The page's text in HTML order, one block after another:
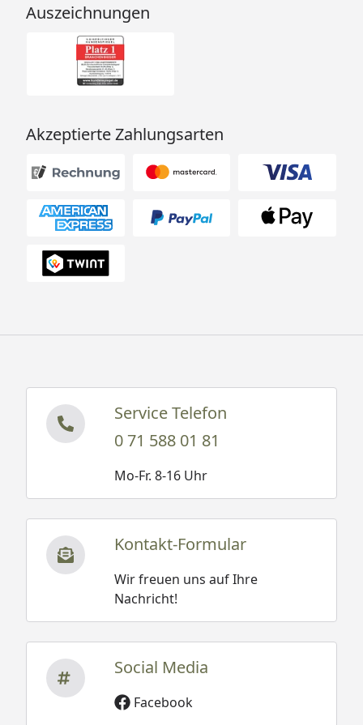
Auszeichnungen
Akzeptierte Zahlungsarten
Service Telefon
0 71 588 01 81
Mo-Fr. 8-16 Uhr
Kontakt-Formular
Wir freuen uns auf Ihre
Nachricht!
Social Media
Facebook